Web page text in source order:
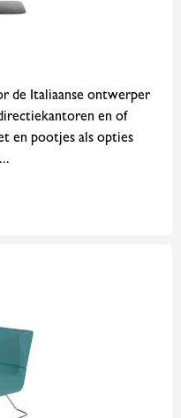
de Italiaanse ontwerper
en of
en pootjes als opties